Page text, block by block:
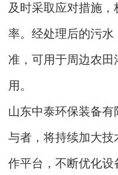
及时采取应对措施
率。经处理后的污
准，可用于周边农田
用。
山东中泰环保装备
与者，将持续加大
作平台，不断优化